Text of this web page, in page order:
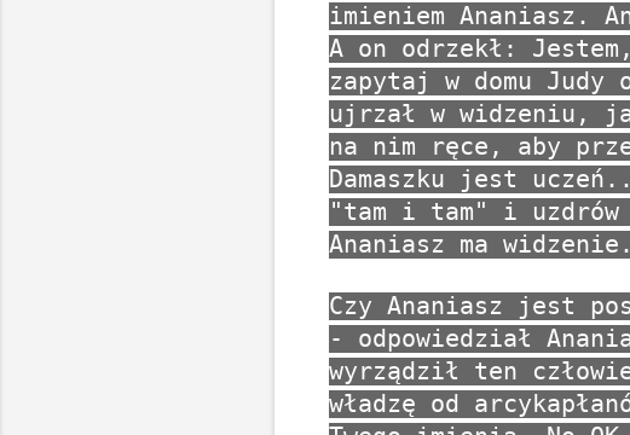
imieniem Ananiasz.
A on odrzekł:
zapytaj w domu
ujrzał w widzeniu,
na nim ręce, aby
Damaszku jest
"tam i tam" i uzdrów
Ananiasz ma
Czy Ananiasz jest
- odpowiedział
wyrządził ten
władzę od